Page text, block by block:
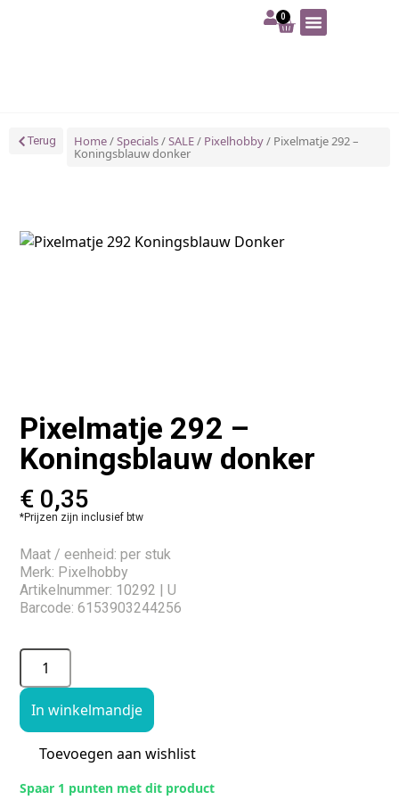
0
Terug Home/Specials/SALE/ Pixelhobby/ Pixelmatje 292 –
Koningsblauw donker
Pixelmatje 292 –
Koningsblauw donker
€ 0,35
*Prijzen zijn inclusief btw
Maat / eenheid: per stuk
Merk: Pixelhobby
Artikelnummer: 10292 | U
Barcode: 6153903244256
In winkelmandje
Toevoegen aan wishlist
Spaar 1 punten met dit product